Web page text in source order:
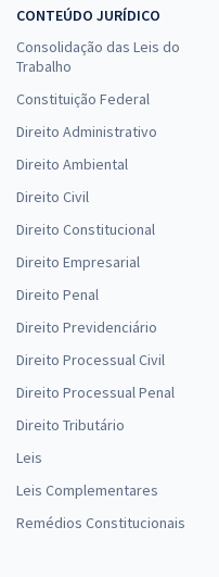
CONTEÚDO JURÍDICO
Consolidação das Leis do
Trabalho
Constituição Federal
Direito Administrativo
Direito Ambiental
Direito Civil
Direito Constitucional
Direito Empresarial
Direito Penal
Direito Previdenciário
Direito Processual Civil
Direito Processual Penal
Direito Tributário
Leis
Leis Complementares
Remédios Constitucionais